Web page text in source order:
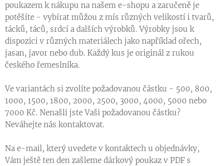
poukazem k nákupu na našem e-shopu a zaručeně je
potěšíte - vybírat můžou z mís různých velikostí i tvarů,
tácků, táců, srdcí a dalších výrobků. Výrobky jsou k
dispozici v různých materiálech jako například ořech,
jasan, javor nebo dub. Každý kus je originál z rukou
českého řemeslníka.
Ve variantách si zvolíte požadovanou částku - 500, 800,
1000, 1500, 1800, 2000, 2500, 3000, 4000, 5000 nebo
7000 Kč. Nenašli jste Vaši požadovanou částku?
Neváhejte nás kontaktovat.
Na e-mail, který uvedete v kontaktech u objednávky,
Vám ještě ten den zašleme dárkový poukaz v PDF s